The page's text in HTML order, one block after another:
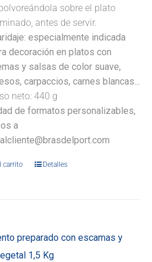
sobre el plato
antes de servir.
especialmente indicada
decoración en platos con
y salsas de color suave,
carpaccios, carnes blancas...
neto: 440 g
de formatos personalizables,
a
carrito Detalles
preparado con escamas y
1,5 Kg